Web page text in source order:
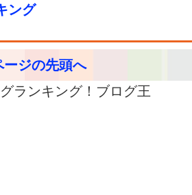
ング
ージの先頭へ
ランキング！ブログ王